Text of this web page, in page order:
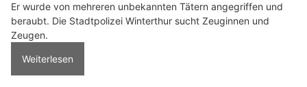
Er wurde von mehreren unbekannten Tätern angegriffen und
beraubt. Die Stadtpolizei Winterthur sucht Zeuginnen und
Zeugen.
Weiterlesen